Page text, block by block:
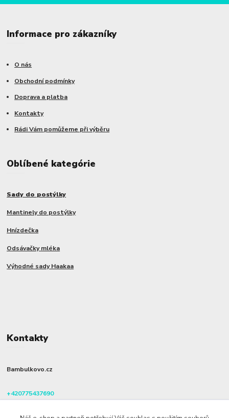
Informace pro zákazníky
O nás
Obchodní podmínky
Doprava a platba
Kontakty
Rádi Vám pomůžeme při výběru
Oblíbené kategórie
Sady do postýlky
Mantinely do postýlky
Hnízdečka
Odsávačky mléka
Výhodné sady Haakaa
Kontakty
Bambulkovo.cz
+420775437690